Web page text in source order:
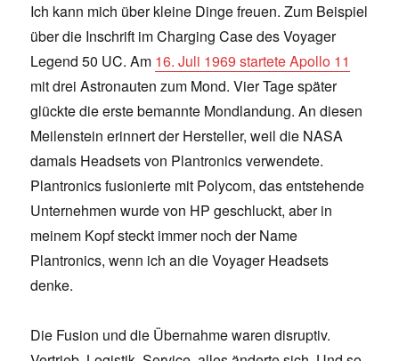
Ich kann mich über kleine Dinge freuen. Zum Beispiel
über die Inschrift im Charging Case des Voyager
Legend 50 UC. Am 16. Juli 1969 startete Apollo 11
mit drei Astronauten zum Mond. Vier Tage später
glückte die erste bemannte Mondlandung. An diesen
Meilenstein erinnert der Hersteller, weil die NASA
damals Headsets von Plantronics verwendete.
Plantronics fusionierte mit Polycom, das entstehende
Unternehmen wurde von HP geschluckt, aber in
meinem Kopf steckt immer noch der Name
Plantronics, wenn ich an die Voyager Headsets
denke.
Die Fusion und die Übernahme waren disruptiv.